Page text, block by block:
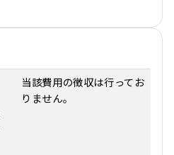
当該費用の徴収は行ってお
りません。